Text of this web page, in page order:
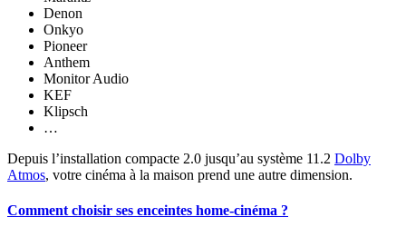
Denon
Onkyo
Pioneer
Anthem
Monitor Audio
KEF
Klipsch
…
Depuis l’installation compacte 2.0 jusqu’au système 11.2 Dolby
Atmos, votre cinéma à la maison prend une autre dimension.
Comment choisir ses enceintes home-cinéma ?